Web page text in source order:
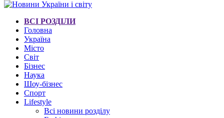
ВСІ РОЗДІЛИ
Головна
Україна
Місто
Світ
Бізнес
Наука
Шоу-бізнес
Спорт
Lifestyle
Всі новини розділу